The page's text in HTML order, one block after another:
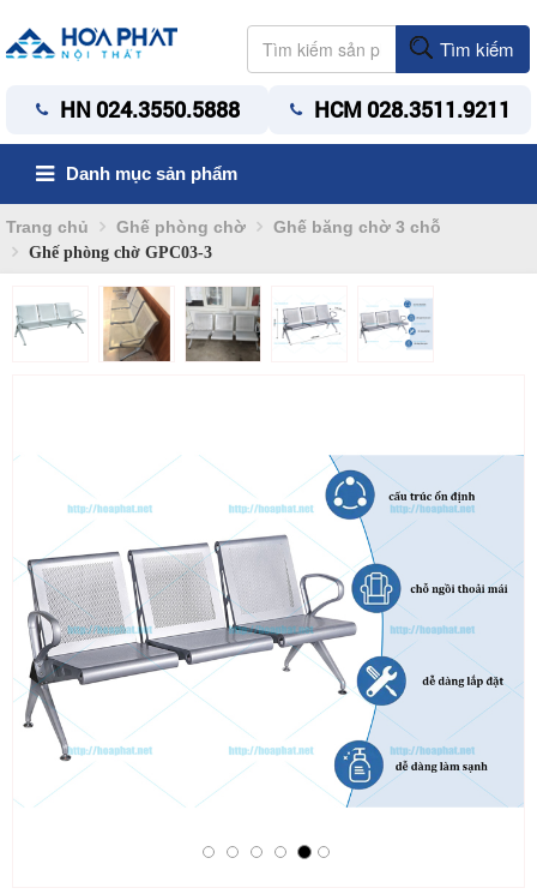
Tìm kiếm
HN 024.3550.5888 HCM 028.3511.9211
Danh mục sản phẩm
Trang chủ Ghế phòng chờ Ghế băng chờ 3 chỗ
Ghế phòng chờ GPC03-3